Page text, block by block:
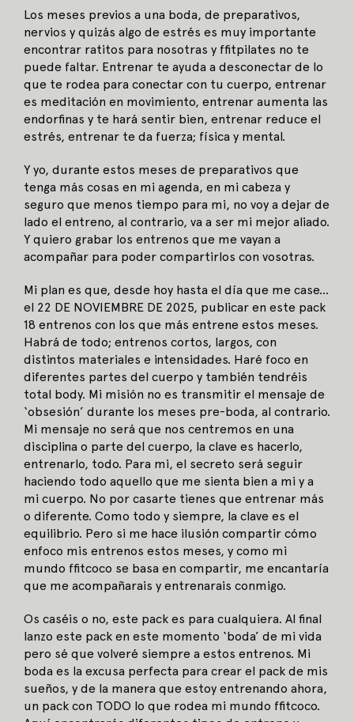
Los meses previos a una boda, de preparativos,
nervios y quizás algo de estrés es muy importante
encontrar ratitos para nosotras y ffitpilates no te
puede faltar. Entrenar te ayuda a desconectar de lo
que te rodea para conectar con tu cuerpo, entrenar
es meditación en movimiento, entrenar aumenta las
endorfinas y te hará sentir bien, entrenar reduce el
estrés, entrenar te da fuerza; física y mental.
Y yo, durante estos meses de preparativos que
tenga más cosas en mi agenda, en mi cabeza y
seguro que menos tiempo para mi, no voy a dejar de
lado el entreno, al contrario, va a ser mi mejor aliado.
Y quiero grabar los entrenos que me vayan a
acompañar para poder compartirlos con vosotras.
Mi plan es que, desde hoy hasta el día que me case…
el 22 DE NOVIEMBRE DE 2025, publicar en este pack
18 entrenos con los que más entrene estos meses.
Habrá de todo; entrenos cortos, largos, con
distintos materiales e intensidades. Haré foco en
diferentes partes del cuerpo y también tendréis
total body. Mi misión no es transmitir el mensaje de
‘obsesión’ durante los meses pre-boda, al contrario.
Mi mensaje no será que nos centremos en una
disciplina o parte del cuerpo, la clave es hacerlo,
entrenarlo, todo. Para mi, el secreto será seguir
haciendo todo aquello que me sienta bien a mi y a
mi cuerpo. No por casarte tienes que entrenar más
o diferente. Como todo y siempre, la clave es el
equilibrio. Pero si me hace ilusión compartir cómo
enfoco mis entrenos estos meses, y como mi
mundo ffitcoco se basa en compartir, me encantaría
que me acompañarais y entrenarais conmigo.
Os caséis o no, este pack es para cualquiera. Al final
lanzo este pack en este momento ‘boda’ de mi vida
pero sé que volveré siempre a estos entrenos. Mi
boda es la excusa perfecta para crear el pack de mis
sueños, y de la manera que estoy entrenando ahora,
un pack con TODO lo que rodea mi mundo ffitcoco.